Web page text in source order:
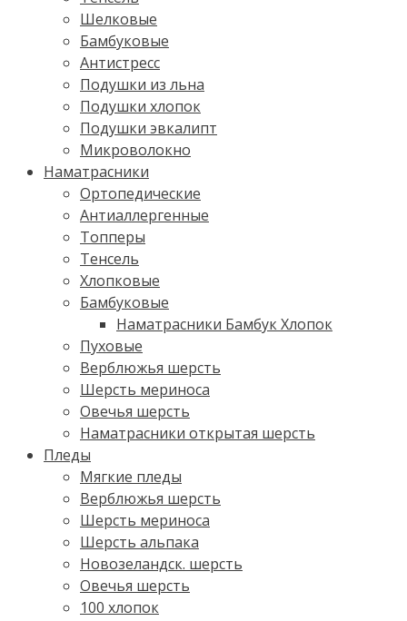
Шелковые
Бамбуковые
Антистресс
Подушки из льна
Подушки хлопок
Подушки эвкалипт
Микроволокно
Наматрасники
Ортопедические
Антиаллергенные
Топперы
Тенсель
Хлопковые
Бамбуковые
Наматрасники Бамбук Хлопок
Пуховые
Верблюжья шерсть
Шерсть мериноса
Овечья шерсть
Наматрасники открытая шерсть
Пледы
Мягкие пледы
Верблюжья шерсть
Шерсть мериноса
Шерсть альпака
Новозеландск. шерсть
Овечья шерсть
100 хлопок